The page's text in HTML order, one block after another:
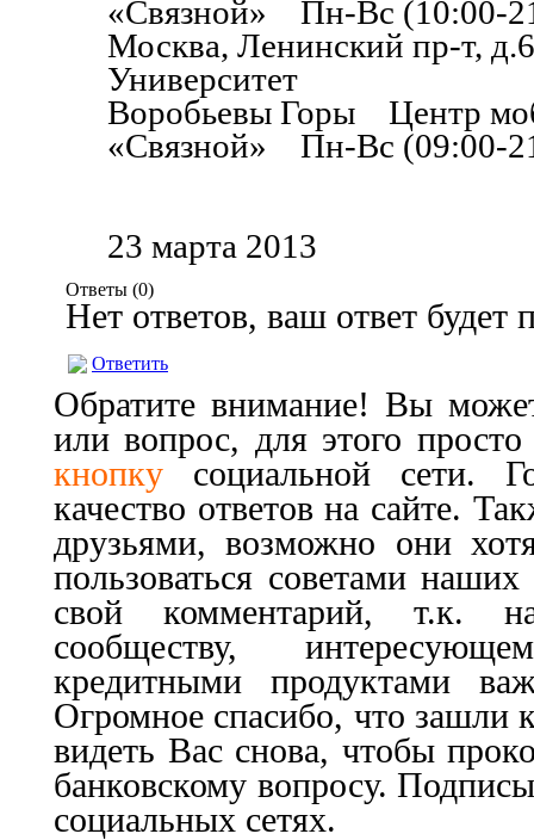
«Связной» Пн-Вс (10:00-
Москва, Ленинский пр-т,
Университет
Воробьевы Горы Центр
«Связной» Пн-Вс (09:00-
23 марта 2013
Ответы (0)
Нет ответов, ваш ответ будет
Ответить
Обратите внимание! Вы
или вопрос, для этого
кнопку социальной сети.
качество ответов на сайте.
друзьями, возможно они
пользоваться советами
свой комментарий, т.к.
сообществу,
кредитными продуктами
Огромное спасибо, что зашли
видеть Вас снова, чтобы
банковскому вопросу.
социальных сетях.